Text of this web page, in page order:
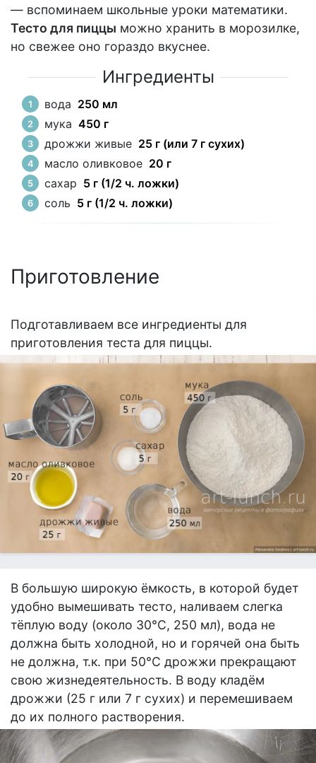
— вспоминаем школьные уроки математики.
Тесто для пиццы можно хранить в морозилке,
но свежее оно гораздо вкуснее.
Ингредиенты
вода 250 мл
мука 450 г
дрожжи живые 25 г (или 7 г сухих)
масло оливковое 20 г
сахар 5 г (1/2 ч. ложки)
соль 5 г (1/2 ч. ложки)
Приготовление
Подготавливаем все ингредиенты для
приготовления теста для пиццы.
В большую широкую ёмкость, в которой будет
удобно вымешивать тесто, наливаем слегка
тёплую воду (около 30°С, 250 мл), вода не
должна быть холодной, но и горячей она быть
не должна, т.к. при 50°С дрожжи прекращают
свою жизнедеятельность. В воду кладём
дрожжи (25 г или 7 г сухих) и перемешиваем
до их полного растворения.